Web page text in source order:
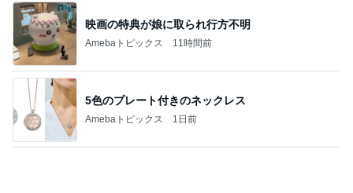
映画の特典が娘に取られ行方不明
Amebaトピックス 11時間前
5色のプレート付きのネックレス
Amebaトピックス 1日前